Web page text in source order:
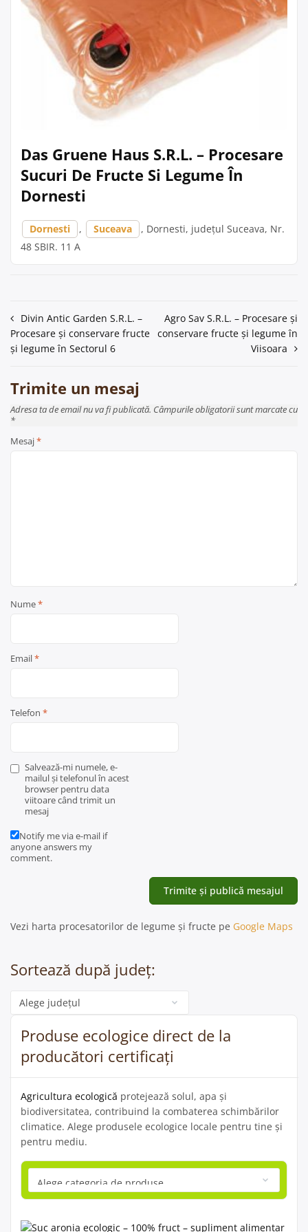
Das Gruene Haus S.R.L. – Procesare
Sucuri De Fructe Si Legume În
Dornesti
Dornesti , Suceava
, Dornesti, județul Suceava, Nr.
48 SBIR. 11 A
Navigare
în
Divin Antic Garden S.R.L. –
Procesare și conservare fructe
și legume în Sectorul 6
Agro Sav S.R.L. – Procesare și
conservare fructe și legume în
Viisoara
Trimite un mesaj
Adresa ta de email nu va fi publicată. Câmpurile obligatorii sunt marcate cu
*
Mesaj*
Nume*
Email*
Telefon *
Salvează-mi numele, e-
mailul și telefonul în acest
browser pentru data
viitoare când trimit un
mesaj
Notify me via e-mail if
anyone answers my
comment.
Vezi harta procesatorilor de legume și fructe pe Google Maps
Sortează după județ:
Categorie
Produse ecologice direct de la
producători certificați
Agricultura ecologică protejează solul, apa și
biodiversitatea, contribuind la combaterea schimbărilor
climatice. Alege produsele ecologice locale pentru tine și
pentru mediu.